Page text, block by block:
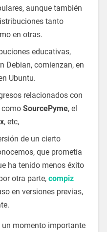
aunque también
tanto
en otras.
educativas,
Debian, comienzan, en
Ubuntu.
relacionados con
como SourcePyme, el
, etc,
de un cierto
que prometía
ha tenido menos éxito
otra parte, compiz
en versiones previas,
momento importante